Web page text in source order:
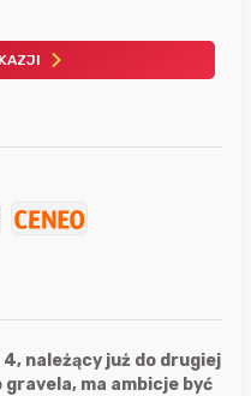
należący już do drugiej
ma ambicje być